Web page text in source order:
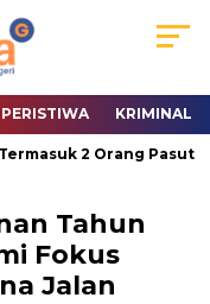
PERISTIWA KRIMINAL
2 Orang Pasutri
Tahun
Fokus
Jalan